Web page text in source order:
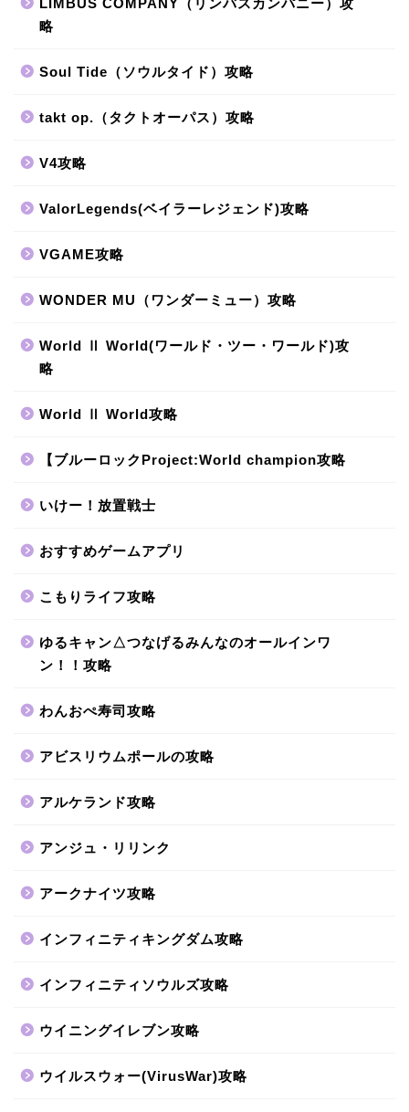
略
Soul Tide（ソウルタイド）攻略
takt op.（タクトオーパス）攻略
V4攻略
ValorLegends(ベイラーレジェンド)攻略
VGAME攻略
WONDER MU（ワンダーミュー）攻略
World Ⅱ World(ワールド・ツー・ワールド)攻
略
World Ⅱ World攻略
【ブルーロックProject:World champion攻略
いけー！放置戦士
おすすめゲームアプリ
こもりライフ攻略
ゆるキャン△つなげるみんなのオールインワ
ン！！攻略
わんおぺ寿司攻略
アビスリウムポールの攻略
アルケランド攻略
アンジュ・リリンク
アークナイツ攻略
インフィニティキングダム攻略
インフィニティソウルズ攻略
ウイニングイレブン攻略
ウイルスウォー(VirusWar)攻略